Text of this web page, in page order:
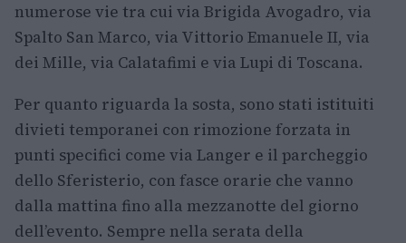
numerose vie tra cui via Brigida Avogadro, via
Spalto San Marco, via Vittorio Emanuele II, via
dei Mille, via Calatafimi e via Lupi di Toscana.
Per quanto riguarda la sosta, sono stati istituiti
divieti temporanei con rimozione forzata in
punti specifici come via Langer e il parcheggio
dello Sferisterio, con fasce orarie che vanno
dalla mattina fino alla mezzanotte del giorno
dell’evento. Sempre nella serata della